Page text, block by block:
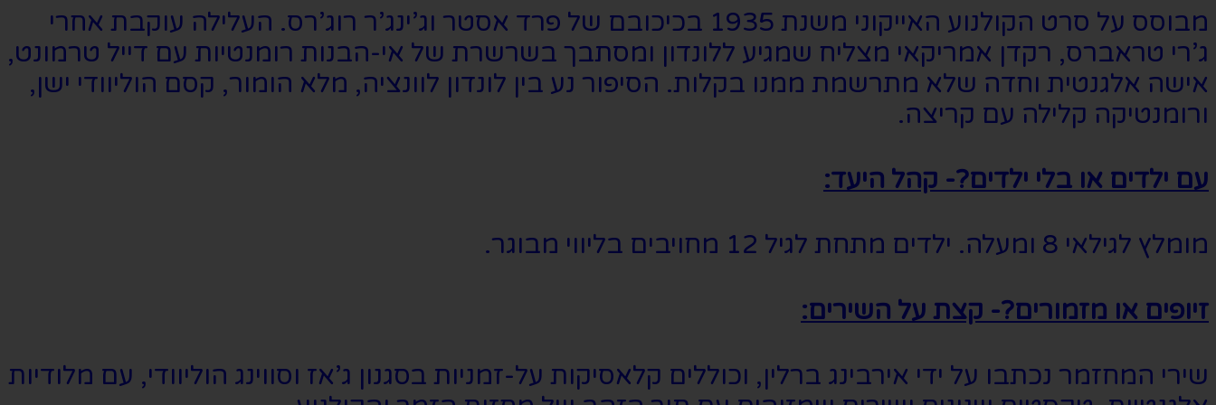
מבוסס על סרט הקולנוע האייקוני משנת 1935 בכיכובם של פרד אסטר וג’ינג’ר רוג’רס. העלילה עוקבת אחרי
ג’רי טראברס, רקדן אמריקאי מצליח שמגיע ללונדון ומסתבך בשרשרת של אי-הבנות רומנטיות עם דייל טרמונט,
אישה אלגנטית וחדה שלא מתרשמת ממנו בקלות. הסיפור נע בין לונדון לוונציה, מלא הומור, קסם הוליוודי ישן,
ורומנטיקה קלילה עם קריצה.
עם ילדים או בלי ילדים?- קהל היעד:
מומלץ לגילאי 8 ומעלה. ילדים מתחת לגיל 12 מחויבים בליווי מבוגר.
זיופים או מזמורים?- קצת על השירים:
שירי המחזמר נכתבו על ידי אירבינג ברלין, וכוללים קלאסיקות על-זמניות בסגנון ג’אז וסווינג הוליוודי, עם מלודיות